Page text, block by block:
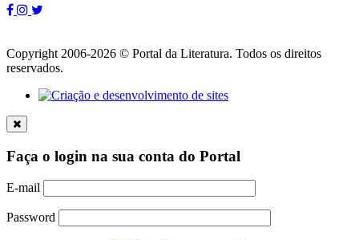
Copyright 2006-2026 © Portal da Literatura. Todos os direitos
reservados.
Faça o login na sua conta do Portal
E-mail
Password